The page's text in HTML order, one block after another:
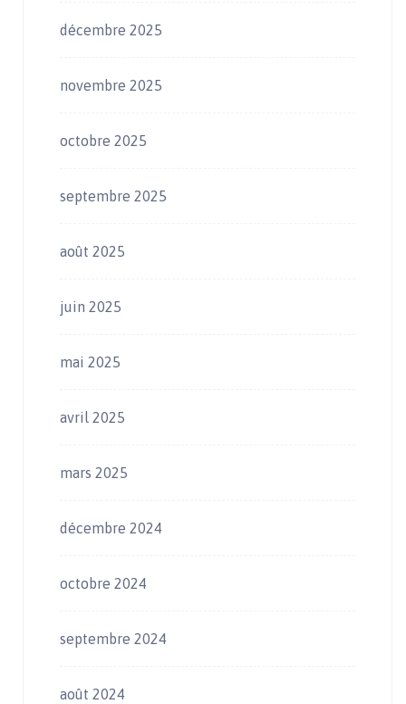
décembre 2025
novembre 2025
octobre 2025
septembre 2025
août 2025
juin 2025
mai 2025
avril 2025
mars 2025
décembre 2024
octobre 2024
septembre 2024
août 2024